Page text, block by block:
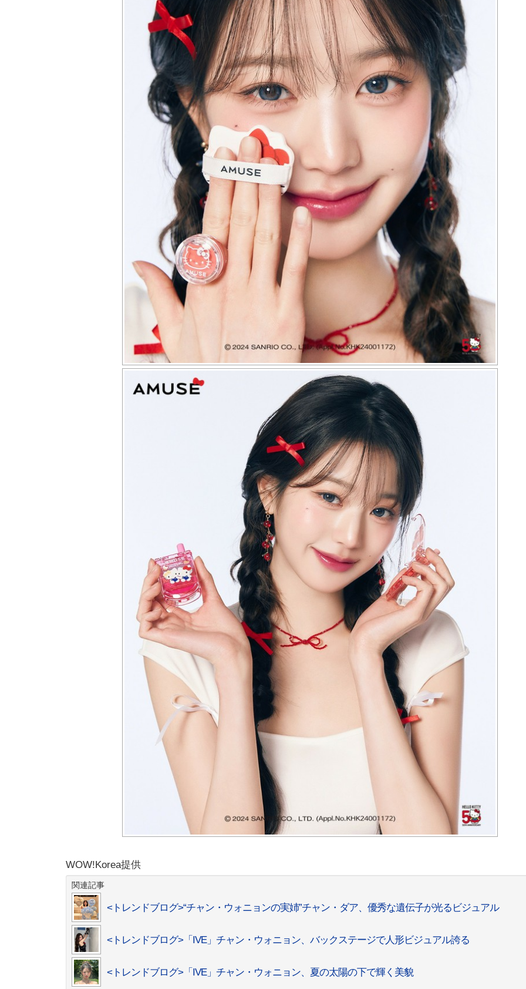
WOW!Korea提供
関連記事
<トレンドブログ>“チャン・ウォニョンの実姉”チャン・ダア、優秀な遺伝子が光るビジュアル
<トレンドブログ>「IVE」チャン・ウォニョン、バックステージで人形ビジュアル誇る
<トレンドブログ>「IVE」チャン・ウォニョン、夏の太陽の下で輝く美貌